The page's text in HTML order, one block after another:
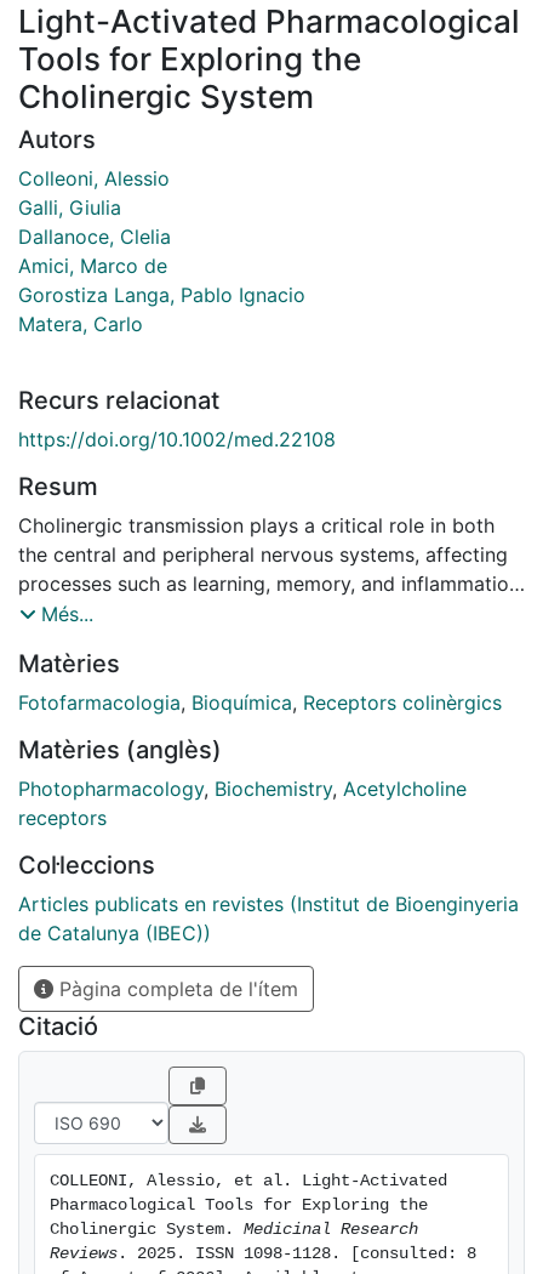
Light-Activated Pharmacological
Tools for Exploring the
Cholinergic System
Autors
Colleoni, Alessio
Galli, Giulia
Dallanoce, Clelia
Amici, Marco de
Gorostiza Langa, Pablo Ignacio
Matera, Carlo
Recurs relacionat
https://doi.org/10.1002/med.22108
Resum
Cholinergic transmission plays a critical role in both
the central and peripheral nervous systems, affecting
processes such as learning, memory, and inflammation.
Conventional cholinergic drugs generally suffer from
undesired effects and limited therapeutic efficacy.
Photopharmacology aims to overcome the limitations
photoswitchable ligands and spatiotemporal patterns
of illumination. Spanning from muscarinic and nicotinic
modulators to cholinesterase inhibitors, this review
activated compounds as tools for unraveling the role
of cholinergic signaling in both physiological and
pathological contexts, while also paving the way for
innovative phototherapeutic approaches.
Més...
Matèries
Fotofarmacologia, Bioquímica, Receptors colinèrgics
Matèries (anglès)
Photopharmacology, Biochemistry, Acetylcholine
receptors
Col·leccions
Articles publicats en revistes (Institut de Bioenginyeria
de Catalunya (IBEC))
Pàgina completa de l'ítem
Citació
COLLEONI, Alessio, et al. Light-Activated
Pharmacological Tools for Exploring the
Cholinergic System. Medicinal Research
Reviews . 2025. ISSN 1098-1128. [consulted: 8